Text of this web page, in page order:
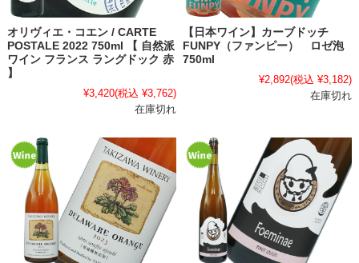
オリヴィエ・コエン / CARTE
POSTALE 2022 750ml 【 自然派
ワイン フランス ラングドック 赤
】
¥3,420(税込 ¥3,762)
在庫切れ
【日本ワイン】カーブドッチ
FUNPY（ファンピー） ロゼ泡
750ml
¥2,892(税込 ¥3,182)
在庫切れ